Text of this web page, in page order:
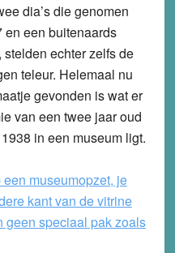
dia’s die genomen
en een buitenaards
echter zelfs de
teleur. Helemaal nu
gevonden is wat er
van een twee jaar oud
in een museum ligt.